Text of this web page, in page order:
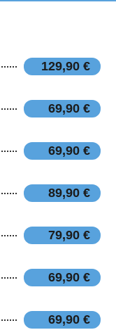
129,90 €
69,90 €
69,90 €
89,90 €
79,90 €
69,90 €
69,90 €